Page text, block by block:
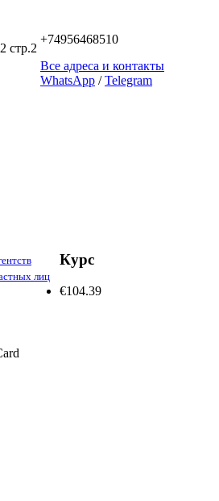
+74956468510
стр.2
Все адреса и контакты
WhatsApp /Telegram
лиц
Курс
€104.39